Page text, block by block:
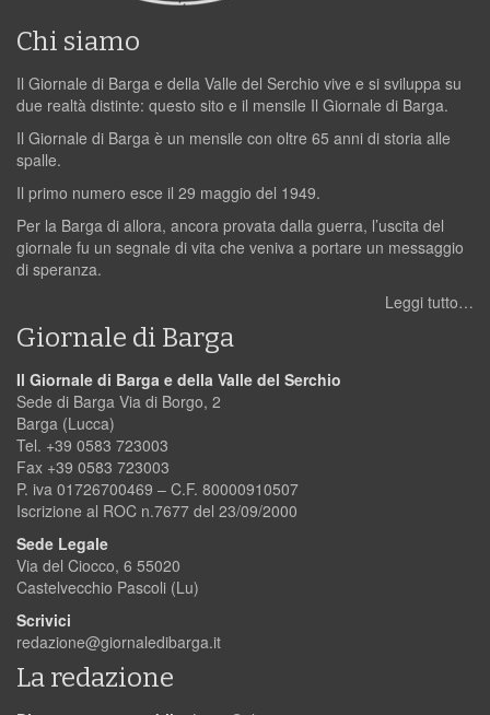
Chi siamo
Il Giornale di Barga e della Valle del Serchio vive e si sviluppa su
due realtà distinte: questo sito e il mensile Il Giornale di Barga.
Il Giornale di Barga è un mensile con oltre 65 anni di storia alle
spalle.
Il primo numero esce il 29 maggio del 1949.
Per la Barga di allora, ancora provata dalla guerra, l’uscita del
giornale fu un segnale di vita che veniva a portare un messaggio
di speranza.
Leggi tutto…
Giornale di Barga
Il Giornale di Barga e della Valle del Serchio
Sede di Barga Via di Borgo, 2
Barga (Lucca)
Tel. +39 0583 723003
Fax +39 0583 723003
P. iva 01726700469 – C.F. 80000910507
Iscrizione al ROC n.7677 del 23/09/2000
Sede Legale
Via del Ciocco, 6 55020
Castelvecchio Pascoli (Lu)
Scrivici
redazione@giornaledibarga.it
La redazione